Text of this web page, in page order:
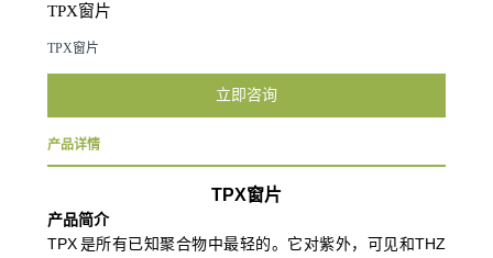
TPX窗片
TPX窗片
立即咨询
产品详情
TPX窗片
产品简介
TPX 是所有已知聚合物中最轻的。它对紫外，可见和THZ